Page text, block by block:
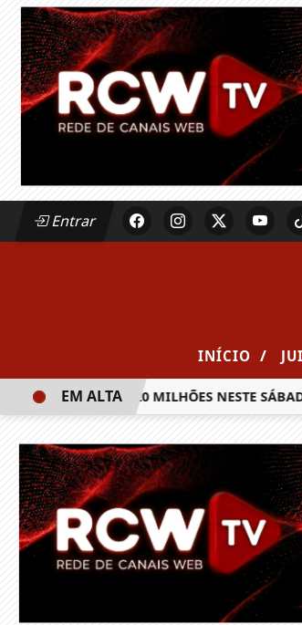
Entrar
INÍCIO /
PRÊMIO DE R$ 20 MILHÕES NESTE SÁBADO
EM ALTA